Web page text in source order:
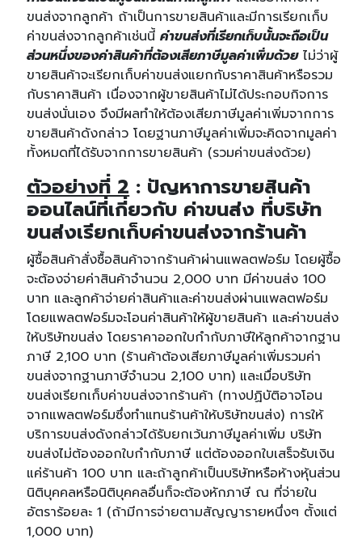
ขนส่งจากลูกค้า ถ้าเป็นการขายสินค้าและมีการเรียกเก็บ
ค่าขนส่งจากลูกค้าเช่นนี้ค่าขนส่งที่เรียกเก็บนั้นจะถือเป็น
ส่วนหนึ่งของค่าสินค้าที่ต้องเสียภาษีมูลค่าเพิ่มด้วยไม่ว่าผู้
ขายสินค้าจะเรียกเก็บค่าขนส่งแยกกับราคาสินค้าหรือรวม
กับราคาสินค้า เนื่องจากผู้ขายสินค้าไม่ได้ประกอบกิจการ
ขนส่งนั่นเอง จึงมีผลทำให้ต้องเสียภาษีมูลค่าเพิ่มจากการ
ขายสินค้าดังกล่าว โดยฐานภาษีมูลค่าเพิ่มจะคิดจากมูลค่า
ทั้งหมดที่ได้รับจากการขายสินค้า (รวมค่าขนส่งด้วย)
ตัวอย่างที่ 2: ปัญหาการขายสินค้า
ออนไลน์ที่เกี่ยวกับ ค่าขนส่ง ที่บริษัท
ขนส่งเรียกเก็บค่าขนส่งจากร้านค้า
ผู้ซื้อสินค้าสั่งซื้อสินค้าจากร้านค้าผ่านแพลตฟอร์ม โดยผู้ซื้อ
จะต้องจ่ายค่าสินค้าจำนวน 2,000 บาท มีค่าขนส่ง 100
บาท และลูกค้าจ่ายค่าสินค้าและค่าขนส่งผ่านแพลตฟอร์ม
โดยแพลตฟอร์มจะโอนค่าสินค้าให้ผู้ขายสินค้า และค่าขนส่ง
ให้บริษัทขนส่ง โดยราคาออกใบกำกับภาษีให้ลูกค้าจากฐาน
ภาษี 2,100 บาท (ร้านค้าต้องเสียภาษีมูลค่าเพิ่มรวมค่า
ขนส่งจากฐานภาษีจำนวน 2,100 บาท) และเมื่อบริษัท
ขนส่งเรียกเก็บค่าขนส่งจากร้านค้า (ทางปฏิบัติอาจโอน
จากแพลตฟอร์มซึ่งทำแทนร้านค้าให้บริษัทขนส่ง) การให้
บริการขนส่งดังกล่าวได้รับยกเว้นภาษีมูลค่าเพิ่ม บริษัท
ขนส่งไม่ต้องออกใบกำกับภาษี แต่ต้องออกใบเสร็จรับเงิน
แค่ร้านค้า 100 บาท และถ้าลูกค้าเป็นบริษัทหรือห้างหุ้นส่วน
นิติบุคคลหรือนิติบุคคลอื่นก็จะต้องหักภาษี ณ ที่จ่ายใน
อัตราร้อยละ 1 (ถ้ามีการจ่ายตามสัญญารายหนึ่งๆ ตั้งแต่
1,000 บาท)